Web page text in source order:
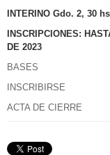
INTERINO Gdo. 2, 30
INSCRIPCIONES:
DE 2023
BASES
INSCRIBIRSE
ACTA DE CIERRE